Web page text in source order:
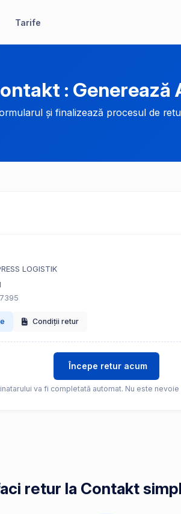
Tarife
: Generează
și finalizează procesul de
LOGISTIK
Condiții retur
Începe retur acum
va fi completată automat. Nu este nevoie
retur la Contakt